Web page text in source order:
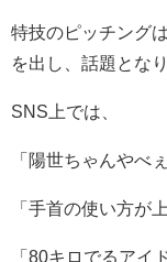
特技のピッチング
を出し、話題とな
SNS上では、
「陽世ちゃんやべ
「手首の使い方が
「80キロでるアイ